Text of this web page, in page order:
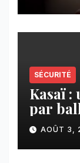
SÉCURITÉ
Kasaï :
par
AOÛT 3,